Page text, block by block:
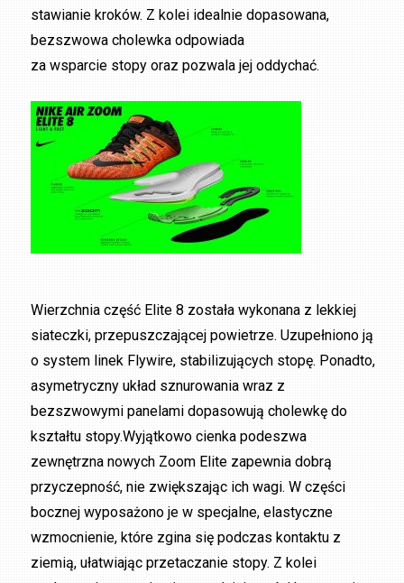
stawianie kroków. Z kolei idealnie dopasowana,
bezszwowa cholewka odpowiada
za wsparcie stopy oraz pozwala jej oddychać.
Wierzchnia część Elite 8 została wykonana z lekkiej
siateczki, przepuszczającej powietrze. Uzupełniono ją
o system linek Flywire, stabilizujących stopę. Ponadto,
asymetryczny układ sznurowania wraz z
bezszwowymi panelami dopasowują cholewkę do
kształtu stopy.Wyjątkowo cienka podeszwa
zewnętrzna nowych Zoom Elite zapewnia dobrą
przyczepność, nie zwiększając ich wagi. W części
bocznej wyposażono je w specjalne, elastyczne
wzmocnienie, które zgina się podczas kontaktu z
ziemią, ułatwiając przetaczanie stopy. Z kolei